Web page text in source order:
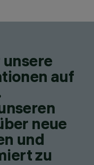
unsere
auf
neue
und
zu